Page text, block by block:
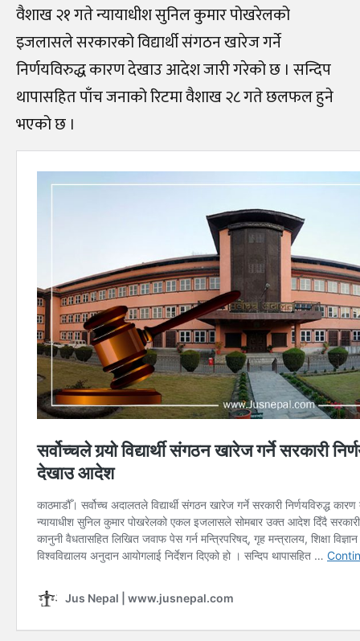
वैशाख २१ गते न्यायाधीश सुनिल कुमार पोखरेलको
इजलासले सरकारको विद्यार्थी संगठन खारेज गर्ने
निर्णयविरुद्ध कारण देखाउ आदेश जारी गरेको छ । सन्दिप
थापासहित पाँच जनाको रिटमा वैशाख २८ गते छलफल हुने
भएको छ ।